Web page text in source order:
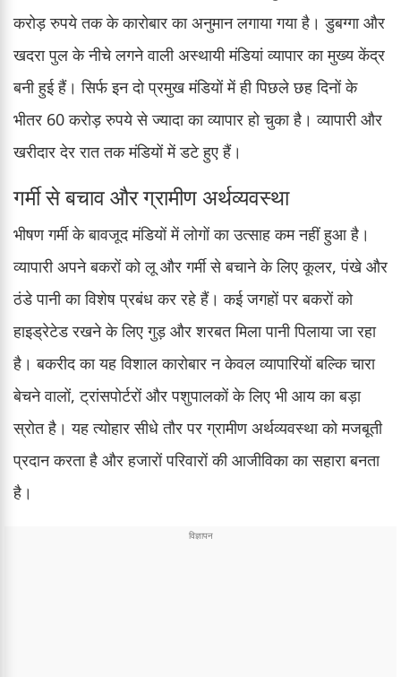
करोड़ रुपये तक के कारोबार का अनुमान लगाया गया है। डुबग्गा और
खदरा पुल के नीचे लगने वाली अस्थायी मंडियां व्यापार का मुख्य केंद्र
बनी हुई हैं। सिर्फ इन दो प्रमुख मंडियों में ही पिछले छह दिनों के
भीतर 60 करोड़ रुपये से ज्यादा का व्यापार हो चुका है। व्यापारी और
खरीदार देर रात तक मंडियों में डटे हुए हैं।
गर्मी से बचाव और ग्रामीण अर्थव्यवस्था
भीषण गर्मी के बावजूद मंडियों में लोगों का उत्साह कम नहीं हुआ है।
व्यापारी अपने बकरों को लू और गर्मी से बचाने के लिए कूलर, पंखे और
ठंडे पानी का विशेष प्रबंध कर रहे हैं। कई जगहों पर बकरों को
हाइड्रेटेड रखने के लिए गुड़ और शरबत मिला पानी पिलाया जा रहा
है। बकरीद का यह विशाल कारोबार न केवल व्यापारियों बल्कि चारा
बेचने वालों, ट्रांसपोर्टरों और पशुपालकों के लिए भी आय का बड़ा
स्रोत है। यह त्योहार सीधे तौर पर ग्रामीण अर्थव्यवस्था को मजबूती
प्रदान करता है और हजारों परिवारों की आजीविका का सहारा बनता
है।